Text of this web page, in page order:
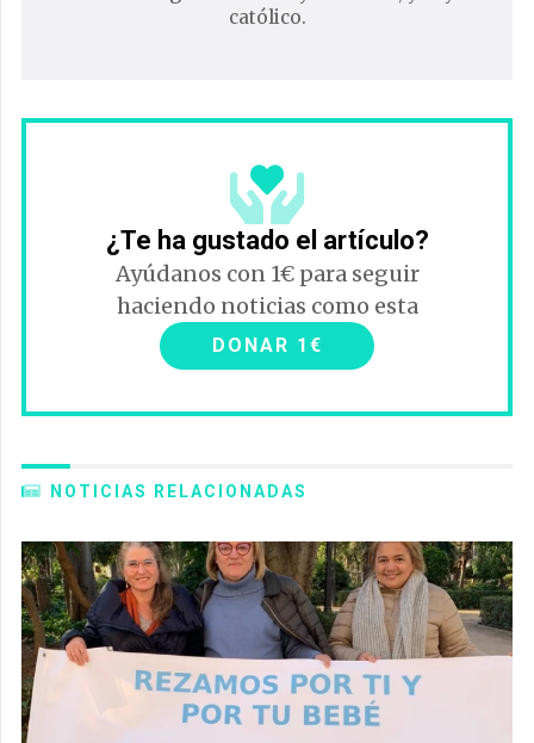
católico.
¿Te ha gustado el artículo?
Ayúdanos con 1€ para seguir
haciendo noticias como esta
DONAR 1€
NOTICIAS RELACIONADAS